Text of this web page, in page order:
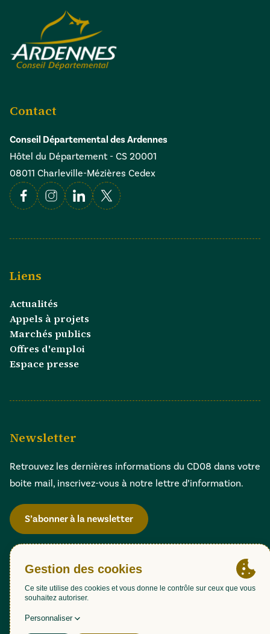
Contact
Conseil Départemental des Ardennes
Hôtel du Département - CS 20001
08011 Charleville-Mézières Cedex
FacebookInstagramLinkedin
X
Liens
Actualités
Appels à projets
Marchés publics
Offres d'emploi
Espace presse
Newsletter
Retrouvez les dernières informations du CD08 dans votre
boite mail, inscrivez-vous à notre lettre d’information.
S’abonner à la newsletter
Gestion des cookies
Accessibilité : partiellement conforme (98,51%)
Mentions légales
Politique de confidentialité
Plan du site